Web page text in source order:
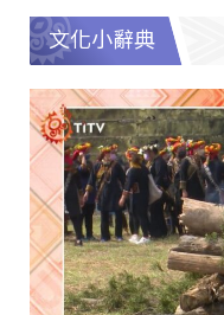
文化小辭典